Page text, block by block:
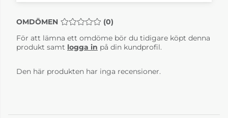
OMDÖMEN MEDELBETYG 0 AV 5 ANTAL BETYG 0
(0)
För att lämna ett omdöme bör du tidigare köpt denna
produkt samt logga in på din kundprofil.
Den här produkten har inga recensioner.